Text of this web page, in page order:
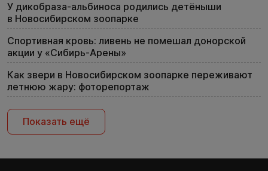
У дикобраза-альбиноса родились детёныши
в Новосибирском зоопарке
Спортивная кровь: ливень не помешал донорской
акции у «Сибирь-Арены»
Как звери в Новосибирском зоопарке переживают
летнюю жару: фоторепортаж
Показать ещё